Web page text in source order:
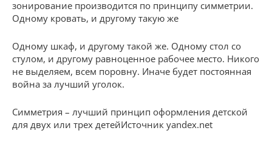
зонирование производится по принципу симметрии.
Одному кровать, и другому такую же
Одному шкаф, и другому такой же. Одному стол со
стулом, и другому равноценное рабочее место. Никого
не выделяем, всем поровну. Иначе будет постоянная
война за лучший уголок.
Симметрия – лучший принцип оформления детской
для двух или трех детейИсточник yandex.net